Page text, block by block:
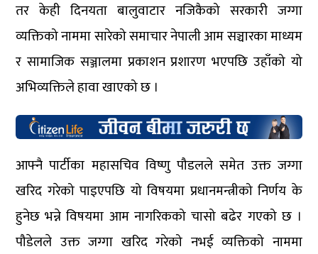
तर केही दिनयता बालुवाटार नजिकैको सरकारी जग्गा
व्यक्तिको नाममा सारेको समाचार नेपाली आम सञ्चारका माध्यम
र सामाजिक सञ्जालमा प्रकाशन प्रशारण भएपछि उहाँको यो
अभिव्यक्तिले हावा खाएको छ ।
आफ्नै पार्टीका महासचिव विष्णु पौडलले समेत उक्त जग्गा
खरिद गरेको पाइएपछि यो विषयमा प्रधानमन्त्रीको निर्णय के
हुनेछ भन्ने विषयमा आम नागरिकको चासो बढेर गएको छ ।
पौडेलले उक्त जग्गा खरिद गरेको नभई व्यक्तिको नाममा